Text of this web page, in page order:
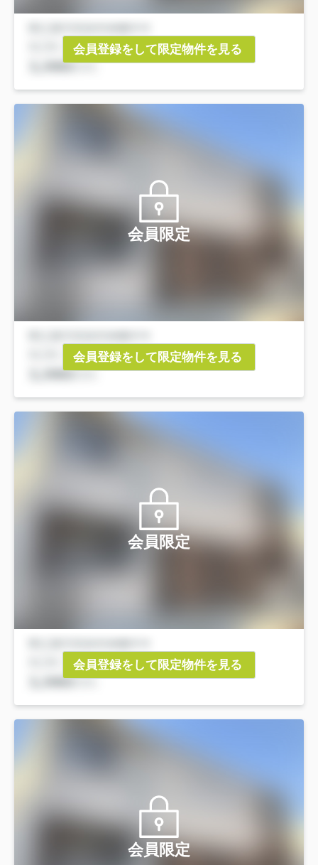
会員登録をして限定物件を見る
会員限定
会員登録をして限定物件を見る
会員限定
会員登録をして限定物件を見る
会員限定